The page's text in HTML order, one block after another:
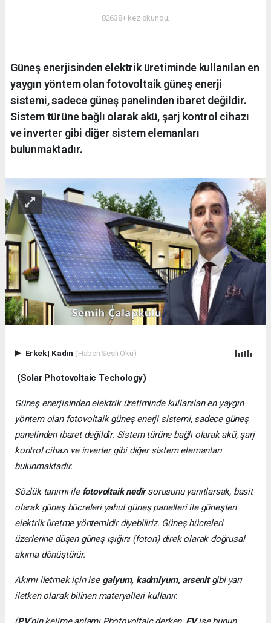
82638+ kez okundu.
Güneş enerjisinden elektrik üretiminde kullanılan en
yaygın yöntem olan fotovoltaik güneş enerji
sistemi, sadece güneş panelinden ibaret değildir.
Sistem türüne bağlı olarak akü, şarj kontrol cihazı
ve inverter gibi diğer sistem elemanları
bulunmaktadır.
Erkek| Kadın (Haberi Sesli Oku)
(Solar Photovoltaic Techology)
Güneş enerjisinden elektrik üretiminde kullanılan en yaygın
yöntem olan fotovoltaik güneş enerji sistemi, sadece güneş
panelinden ibaret değildir. Sistem türüne bağlı olarak akü, şarj
kontrol cihazı ve inverter gibi diğer sistem elemanları
bulunmaktadır.
Sözlük tanımı ile fotovoltaik nedirsorusunu yanıtlarsak, basit
olarak güneş hücreleri yahut güneş panelleri ile güneşten
elektrik üretme yöntemidir diyebiliriz. Güneş hücreleri
üzerlerine düşen güneş ışığını (foton) direk olarak doğrusal
akıma dönüştürür.
Akımı iletmek için ise galyum, kadmiyum, arsenitgibi yarı
iletken olarak bilinen materyalleri kullanır.